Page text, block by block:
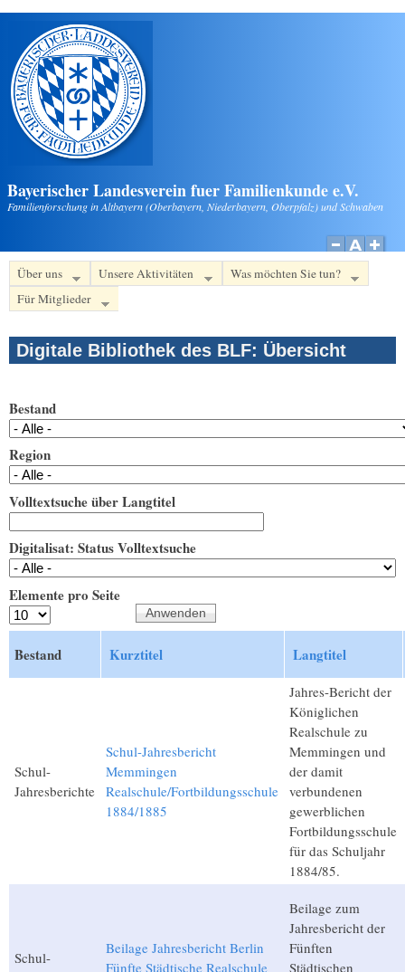
Direkt zum Inhalt
Bayerischer Landesverein fuer Familienkunde e.V.
Familienforschung in Altbayern (Oberbayern, Niederbayern, Oberpfalz) und Schwaben
Über uns Unsere Aktivitäten
Was möchten Sie tun?
Für Mitglieder
Digitale Bibliothek des BLF: Übersicht
Bestand
Region
Volltextsuche über Langtitel
Digitalisat: Status Volltextsuche
Elemente pro Seite
Bestand Kurztitel Langtitel
Schul-
Jahresberichte
Schul-Jahresbericht
Memmingen
Realschule/Fortbildungsschule
1884/1885
Jahres-Bericht der
Königlichen
Realschule zu
Memmingen und
der damit
verbundenen
gewerblichen
Fortbildungsschule
für das Schuljahr
1884/85.
Schul-
Beilage Jahresbericht Berlin
Fünfte Städtische Realschule
Beilage zum
Jahresbericht der
Fünften
Städtischen